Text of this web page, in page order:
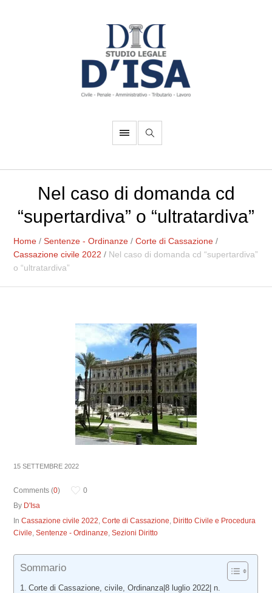
Nel caso di domanda cd
“supertardiva” o “ultratardiva”
Home /Sentenze - Ordinanze /Corte di Cassazione /
Cassazione civile 2022 / Nel caso di domanda cd “supertardiva”
o “ultratardiva”
15 SETTEMBRE 2022
Comments (0)
0
By D'Isa
InCassazione civile 2022,Corte di Cassazione, Diritto Civile e Procedura
Civile,Sentenze - Ordinanze,Sezioni Diritto
Sommario
Corte di Cassazione, civile, Ordinanza|8 luglio 2022| n.